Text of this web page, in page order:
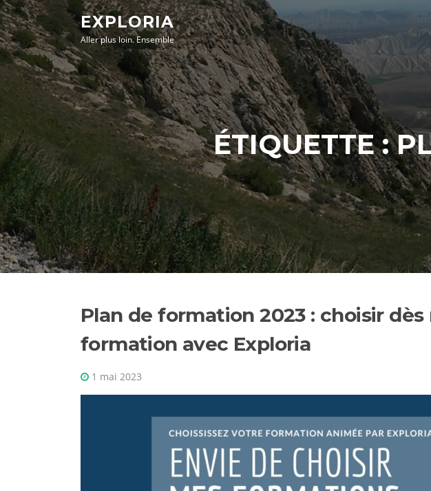
Aller
au
contenu
EXPLORIA
Aller plus loin. Ensemble
ÉTIQUETTE :
Plan de formation 2023 : choisir
formation avec Exploria
1 mai 2023